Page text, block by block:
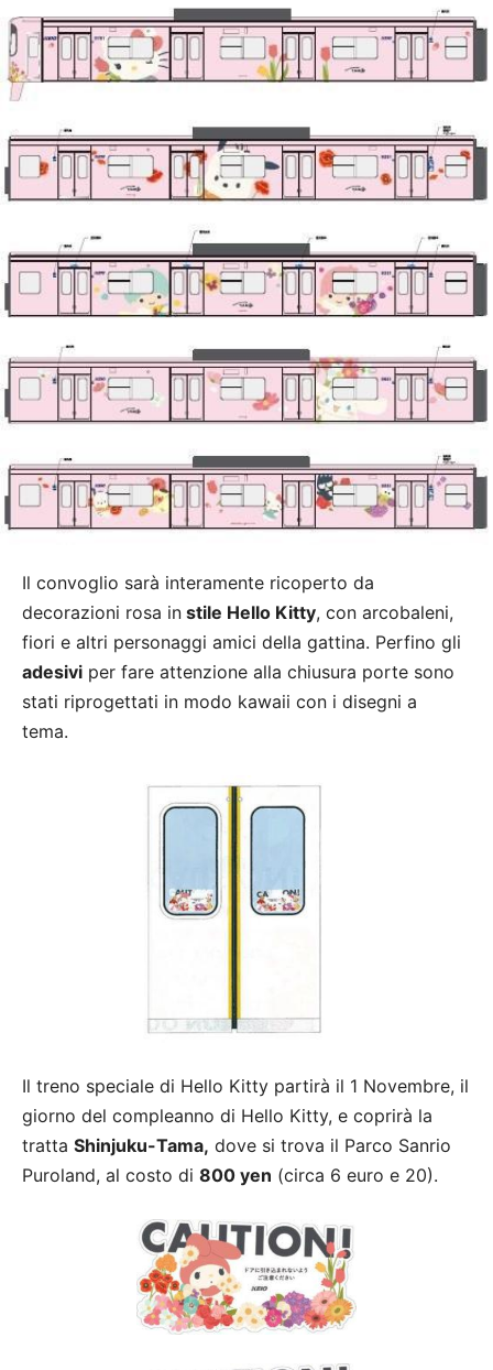
Il convoglio sarà interamente ricoperto da
decorazioni rosa in stile Hello Kitty, con arcobaleni,
fiori e altri personaggi amici della gattina. Perfino gli
adesivi per fare attenzione alla chiusura porte sono
stati riprogettati in modo kawaii con i disegni a
tema.
Il treno speciale di Hello Kitty partirà il 1 Novembre, il
giorno del compleanno di Hello Kitty, e coprirà la
tratta Shinjuku-Tama, dove si trova il Parco Sanrio
Puroland, al costo di 800 yen (circa 6 euro e 20).